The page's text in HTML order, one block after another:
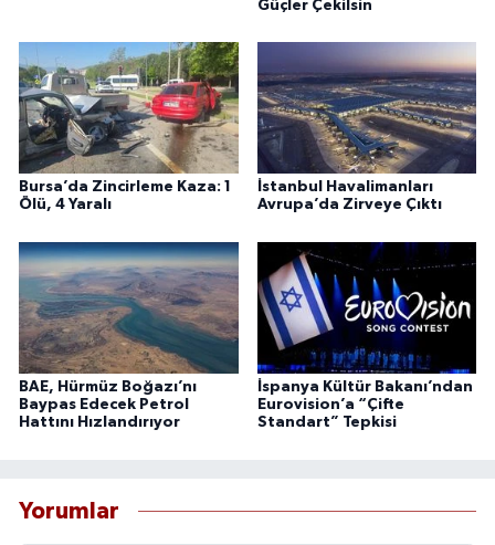
Güçler Çekilsin
Bursa’da Zincirleme Kaza: 1
Ölü, 4 Yaralı
İstanbul Havalimanları
Avrupa’da Zirveye Çıktı
BAE, Hürmüz Boğazı’nı
Baypas Edecek Petrol
Hattını Hızlandırıyor
İspanya Kültür Bakanı’ndan
Eurovision’a “Çifte
Standart” Tepkisi
Yorumlar